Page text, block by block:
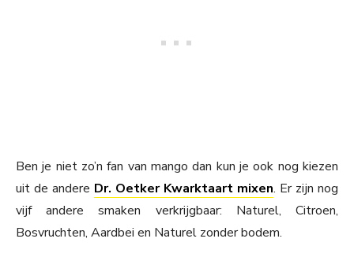
Ben je niet zo’n fan van mango dan kun je ook nog kiezen
uit de andere Dr. Oetker Kwarktaart mixen. Er zijn nog
vijf andere smaken verkrijgbaar: Naturel, Citroen,
Bosvruchten, Aardbei en Naturel zonder bodem.